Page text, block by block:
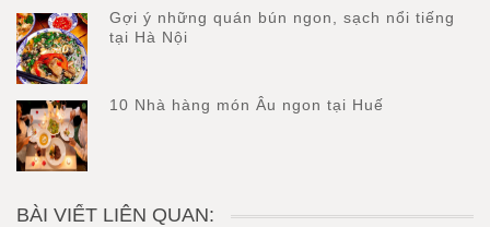
Gợi ý những quán bún ngon, sạch nổi tiếng
tại Hà Nội
10 Nhà hàng món Âu ngon tại Huế
BÀI VIẾT LIÊN QUAN: